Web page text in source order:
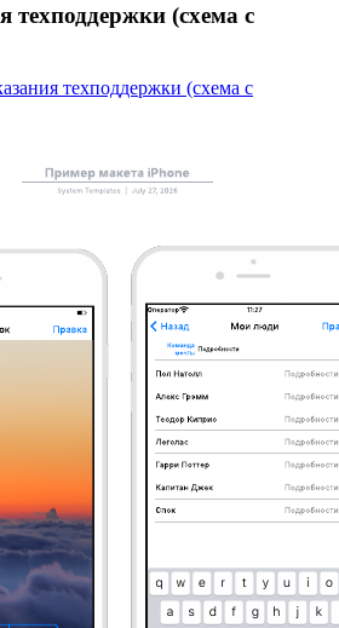
техподдержки (схема с
техподдержки (схема с